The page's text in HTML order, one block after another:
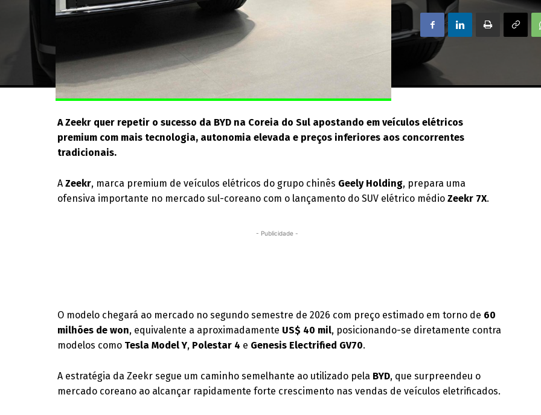
A Zeekr quer repetir o sucesso da BYD na Coreia do Sul apostando em veículos elétricos
premium com mais tecnologia, autonomia elevada e preços inferiores aos concorrentes
tradicionais.
AZeekr, marca premium de veículos elétricos do grupo chinês Geely Holding, prepara uma
ofensiva importante no mercado sul-coreano com o lançamento do SUV elétrico médioZeekr 7X.
- Publicidade -
O modelo chegará ao mercado no segundo semestre de 2026 com preço estimado em torno de 60
milhões de won, equivalente a aproximadamente US$ 40 mil, posicionando-se diretamente contra
modelos como Tesla Model Y, Polestar 4 e Genesis Electrified GV70.
A estratégia da Zeekr segue um caminho semelhante ao utilizado pela BYD, que surpreendeu o
mercado coreano ao alcançar rapidamente forte crescimento nas vendas de veículos eletrificados.